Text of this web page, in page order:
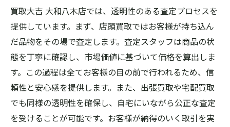
買取大吉 大和八木店では、透明性のある査定プロセスを
提供しています。まず、店頭買取ではお客様が持ち込ん
だ品物をその場で査定します。査定スタッフは商品の状
態を丁寧に確認し、市場価値に基づいて価格を算出しま
す。この過程は全てお客様の目の前で行われるため、信
頼性と安心感を提供します。また、出張買取や宅配買取
でも同様の透明性を確保し、自宅にいながら公正な査定
を受けることが可能です。お客様が納得のいく取引を実